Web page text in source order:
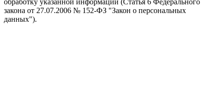
обработку указанной информации (Статья 6 Федерального
закона от 27.07.2006 № 152-ФЗ "Закон о персональных
данных").